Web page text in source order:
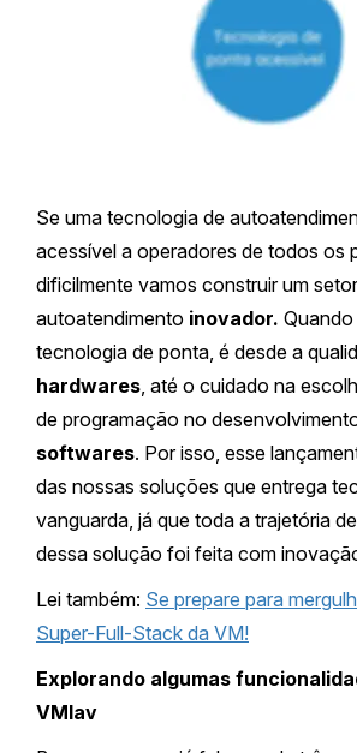
Se uma tecnologia de
acessível a operadores de todos os
dificilmente vamos construir um
autoatendimento inovador.
tecnologia de ponta, é desde a
hardwares, até o cuidado na
de programação no
softwares. Por isso, esse
das nossas soluções que entrega
vanguarda, já que toda a trajetória
dessa solução foi feita com
Lei também: Se prepare para
Super-Full-Stack da VM!
Explorando algumas
VMlav